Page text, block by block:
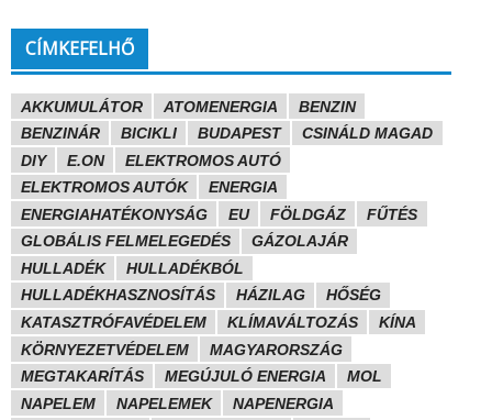
CÍMKEFELHŐ
AKKUMULÁTOR ATOMENERGIA
BENZIN
BENZINÁR
BICIKLI BUDAPEST
CSINÁLD MAGAD
DIY
E.ON
ELEKTROMOS AUTÓ
ELEKTROMOS AUTÓK
ENERGIA
ENERGIAHATÉKONYSÁG
EU FÖLDGÁZ
FŰTÉS
GLOBÁLIS FELMELEGEDÉS
GÁZOLAJÁR
HULLADÉK
HULLADÉKBÓL
HULLADÉKHASZNOSÍTÁS
HÁZILAG
HŐSÉG
KATASZTRÓFAVÉDELEM
KLÍMAVÁLTOZÁS
KÍNA
KÖRNYEZETVÉDELEM
MAGYARORSZÁG
MEGTAKARÍTÁS
MEGÚJULÓ ENERGIA
MOL
NAPELEM
NAPELEMEK
NAPENERGIA